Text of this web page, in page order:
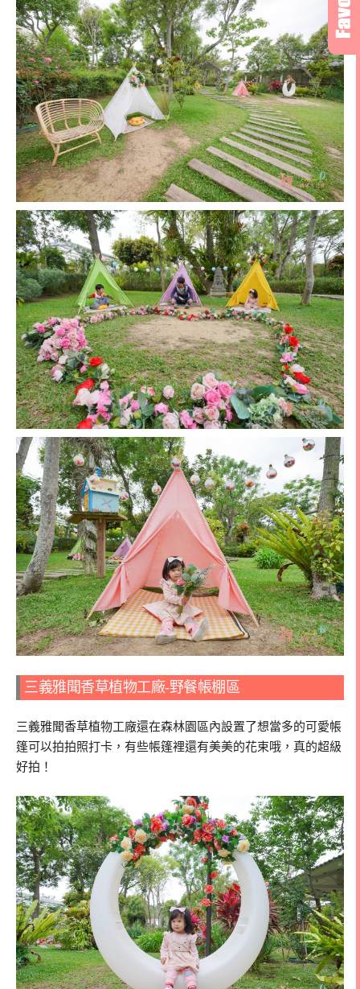
三義雅聞香草植物工廠-野餐帳棚區
三義雅聞香草植物工廠還在森林園區內設置了想當多的可愛帳
篷可以拍拍照打卡，有些帳篷裡還有美美的花束哦，真的超級
好拍！